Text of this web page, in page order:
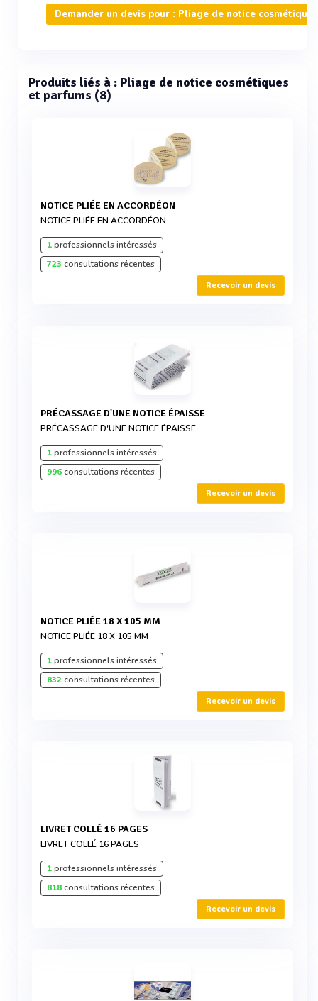
Demander un devis pour : Pliage de notice
Produits liés à : Pliage de notice cosmétiques
et parfums (8)
NOTICE PLIÉE EN ACCORDÉON
NOTICE PLIÉE EN ACCORDÉON
1professionnels intéressés
723 consultations récentes
Recevoir un devis
PRÉCASSAGE D'UNE NOTICE ÉPAISSE
PRÉCASSAGE D'UNE NOTICE ÉPAISSE
1professionnels intéressés
996consultations récentes
Recevoir un devis
NOTICE PLIÉE 18 X 105 MM
NOTICE PLIÉE 18 X 105 MM
1professionnels intéressés
832consultations récentes
Recevoir un devis
LIVRET COLLÉ 16 PAGES
LIVRET COLLÉ 16 PAGES
1professionnels intéressés
818consultations récentes
Recevoir un devis